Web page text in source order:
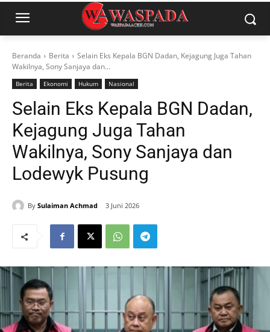
Beranda Berita
Selain Eks Kepala BGN Dadan, Kejagung Juga Tahan
Wakilnya, Sony Sanjaya dan...
Berita Ekonomi Hukum Nasional
Selain Eks Kepala BGN Dadan,
Kejagung Juga Tahan
Wakilnya, Sony Sanjaya dan
Lodewyk Pusung
By Sulaiman Achmad 3 Juni 2026